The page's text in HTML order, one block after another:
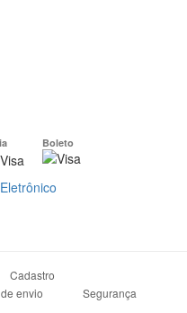
Boleto
Cadastro
envio
Segurança